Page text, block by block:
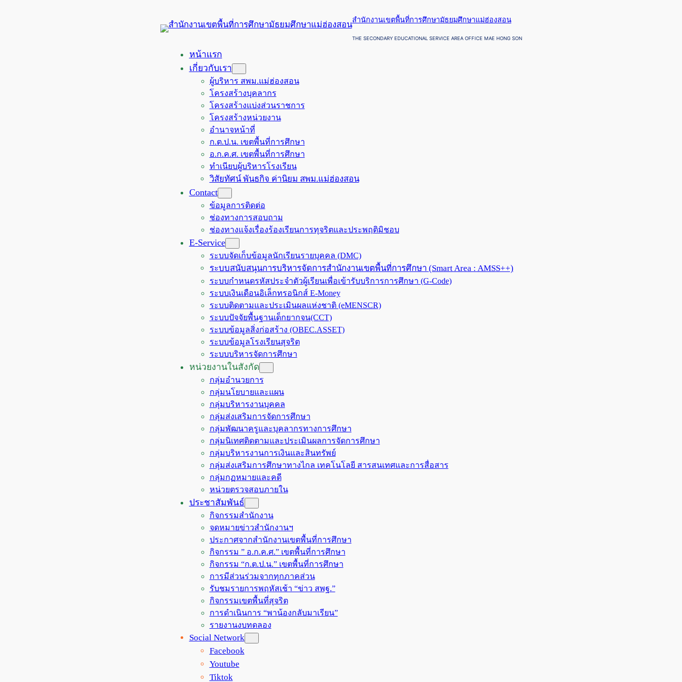
สำนักงานเขตพื้นที่การศึกษามัธยมศึกษาแม่ฮ่องสอน
THE SECONDARY EDUCATIONAL SERVICE AREA OFFICE MAE HONG SON
หน้าแรก
เกี่ยวกับเรา
ผู้บริหาร สพม.แม่ฮ่องสอน
โครงสร้างบุคลากร
โครงสร้างแบ่งส่วนราชการ
โครงสร้างหน่วยงาน
อำนาจหน้าที่
ก.ต.ป.น. เขตพื้นที่การศึกษา
อ.ก.ค.ศ. เขตพื้นที่การศึกษา
ทำเนียบผู้บริหารโรงเรียน
วิสัยทัศน์ พันธกิจ ค่านิยม สพม.แม่ฮ่องสอน
Contact
ข้อมูลการติดต่อ
ช่องทางการสอบถาม
ช่องทางแจ้งเรื่องร้องเรียนการทุจริตและประพฤติมิชอบ
E-Service
ระบบจัดเก็บข้อมูลนักเรียนรายบุคคล (DMC)
ระบบสนับสนุนการบริหารจัดการสำนักงานเขตพื้นที่การศึกษา (Smart Area : AMSS++)
ระบบกำหนดรหัสประจำตัวผู้เรียนเพื่อเข้ารับบริการการศึกษา (G-Code)
ระบบเงินเดือนอิเล็กทรอนิกส์ E-Money
ระบบติดตามและประเมินผลแห่งชาติ (eMENSCR)
ระบบปัจจัยพื้นฐานเด็กยากจน(CCT)
ระบบข้อมูลสิ่งก่อสร้าง (OBEC.ASSET)
ระบบข้อมูลโรงเรียนสุจริต
ระบบบริหารจัดการศึกษา
หน่วยงานในสังกัด
กลุ่มอำนวยการ
กลุ่มนโยบายและแผน
กลุ่มบริหารงานบุคคล
กลุ่มส่งเสริมการจัดการศึกษา
กลุ่มพัฒนาครูและบุคลากรทางการศึกษา
กลุ่มนิเทศติดตามและประเมินผลการจัดการศึกษา
กลุ่มบริหารงานการเงินและสินทรัพย์
กลุ่มส่งเสริมการศึกษาทางไกล เทคโนโลยี สารสนเทศและการสื่อสาร
กลุ่มกฏหมายและคดี
หน่วยตรวจสอบภายใน
ประชาสัมพันธ์
กิจกรรมสำนักงาน
จดหมายข่าวสำนักงานฯ
ประกาศจากสำนักงานเขตพื้นที่การศึกษา
กิจกรรม ” อ.ก.ค.ศ.” เขตพื้นที่การศึกษา
กิจกรรม “ก.ต.ป.น.” เขตพื้นที่การศึกษา
การมีส่วนร่วมจากทุกภาคส่วน
รับชมรายการพฤหัสเช้า “ข่าว สพฐ.”
กิจกรรมเขตพื้นที่สุจริต
การดำเนินการ “พาน้องกลับมาเรียน”
รายงานงบทดลอง
Social Network
Facebook
Youtube
Tiktok